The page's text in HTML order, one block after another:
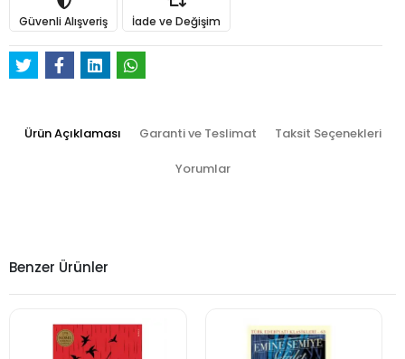
Güvenli Alışveriş İade ve Değişim
Ürün Açıklaması Garanti ve Teslimat Taksit Seçenekleri
Yorumlar
Benzer Ürünler